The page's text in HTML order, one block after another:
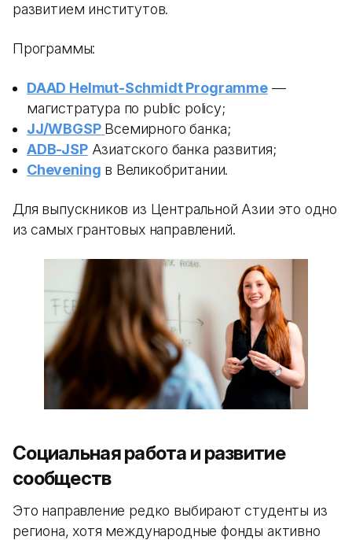
развитием институтов.
Программы:
DAAD Helmut-Schmidt Programme—
магистратура по public policy;
JJ/WBGSP Всемирного банка;
ADB-JSPАзиатского банка развития;
Chevening в Великобритании.
Для выпускников из Центральной Азии это одно
из самых грантовых направлений.
Социальная работа и развитие
сообществ
Это направление редко выбирают студенты из
региона, хотя международные фонды активно